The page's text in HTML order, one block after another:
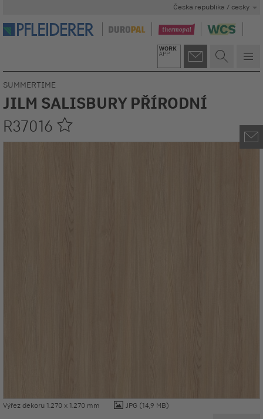
Česká republika / cesky
Výřez dekoru 1.270 x 1.270 mm JPG (14,9 MB)
SUMMERTIME
JILM SALISBURY PŘÍRODNÍ
R37016